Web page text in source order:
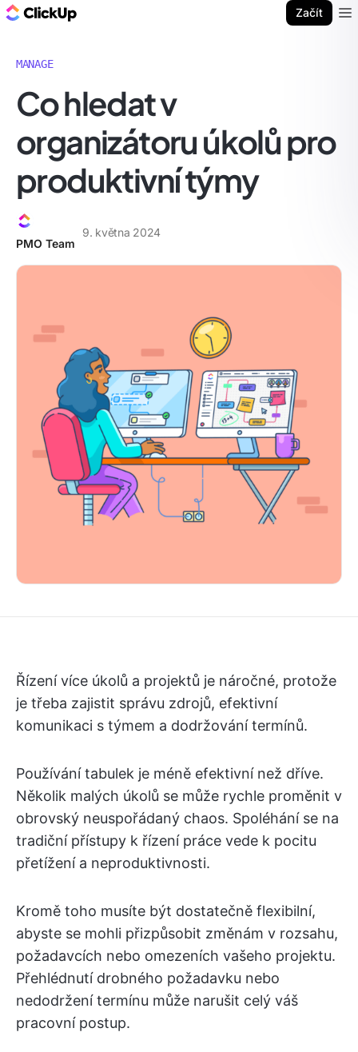
Začít
MANAGE
Co hledat v
organizátoru úkolů pro
produktivní týmy
PMO Team
9. května 2024
Řízení více úkolů a projektů je náročné, protože
je třeba zajistit správu zdrojů, efektivní
komunikaci s týmem a dodržování termínů.
Používání tabulek je méně efektivní než dříve.
Několik malých úkolů se může rychle proměnit v
obrovský neuspořádaný chaos. Spoléhání se na
tradiční přístupy k řízení práce vede k pocitu
přetížení a neproduktivnosti.
Kromě toho musíte být dostatečně flexibilní,
abyste se mohli přizpůsobit změnám v rozsahu,
požadavcích nebo omezeních vašeho projektu.
Přehlédnutí drobného požadavku nebo
nedodržení termínu může narušit celý váš
pracovní postup.